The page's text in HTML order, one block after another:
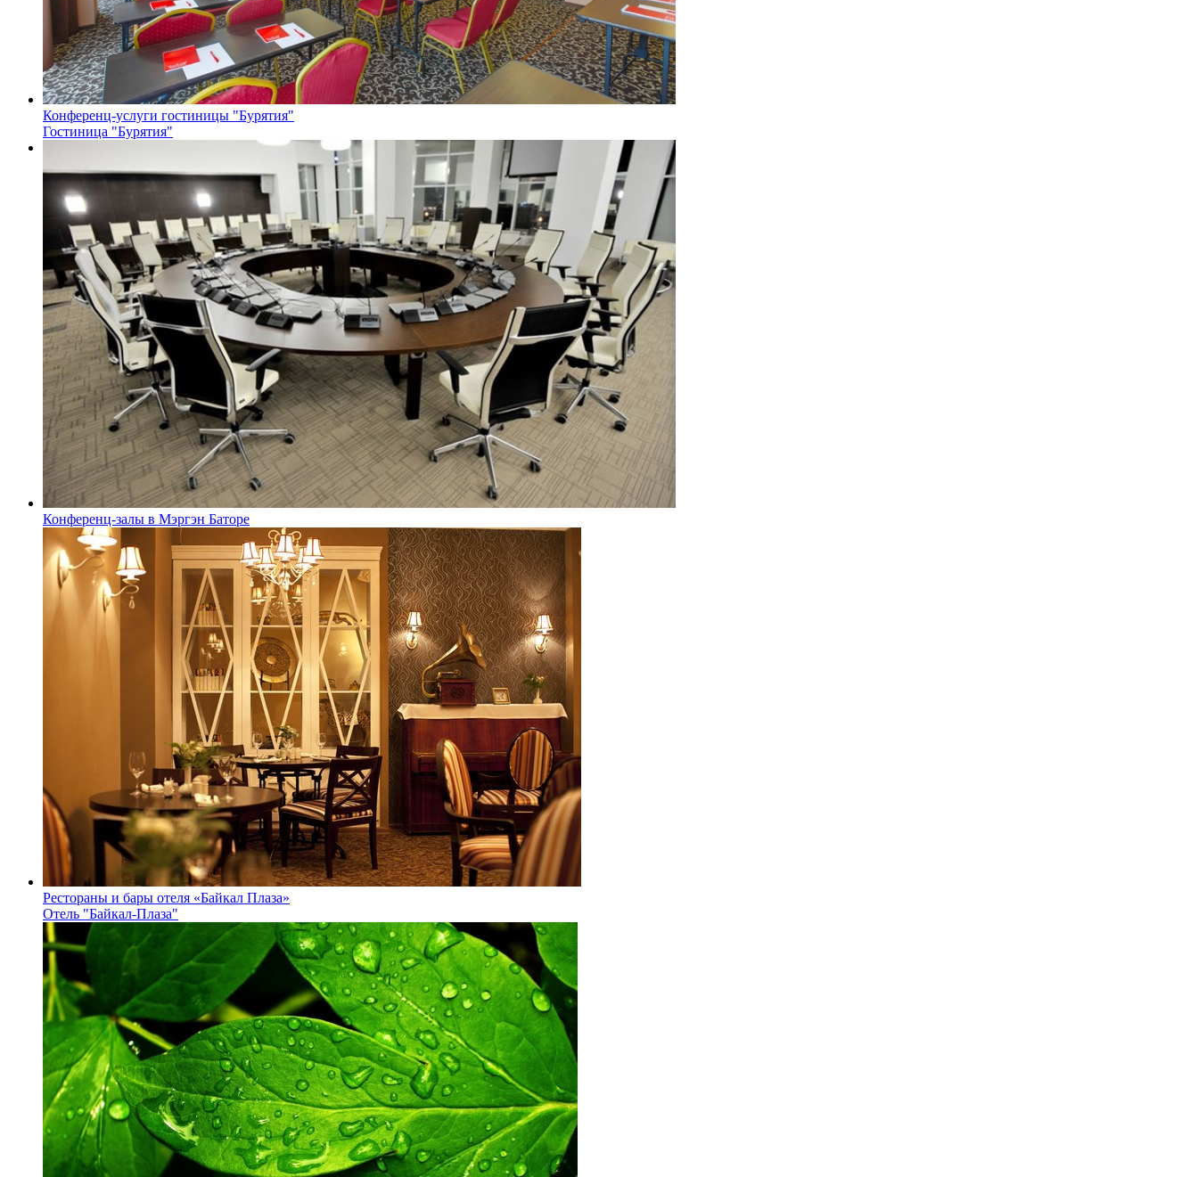
Конференц-услуги гостиницы "Бурятия"
Гостиница "Бурятия"
Конференц-залы в Мэргэн Баторе
Рестораны и бары отеля «Байкал Плаза»
Отель "Байкал-Плаза"